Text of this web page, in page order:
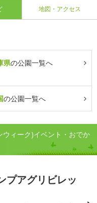
地図・アクセス
県の公園一覧へ
の公園一覧へ
ウィーク)イベント・おでか
プアグリビレッ